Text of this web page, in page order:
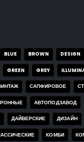
BLUE BROWN DESIGN
GREEN GREY
САПФИРОВОЕ
АВТОПОДЗАВОД
ДАЙВЕРСКИЕ ДИЗАЙН
КОМБИ